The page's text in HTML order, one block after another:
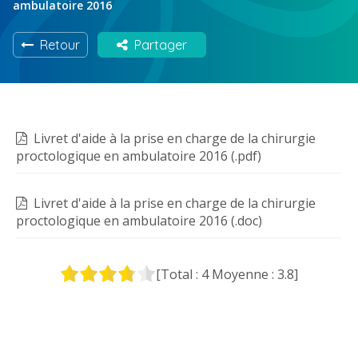
ambulatoire 2016
Retour Partager
Livret d'aide à la prise en charge de la chirurgie
proctologique en ambulatoire 2016 (.pdf)
Livret d'aide à la prise en charge de la chirurgie
proctologique en ambulatoire 2016 (.doc)
[Total : 4Moyenne : 3.8]